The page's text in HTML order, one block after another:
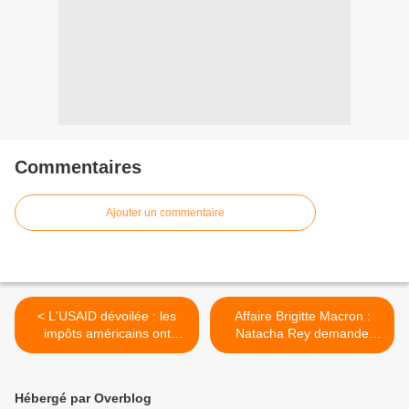
Commentaires
Ajouter un commentaire
< L'USAID dévoilée : les
impôts américains ont
secrètement financé le
laboratoire biologique
Affaire Brigitte Macron :
Natacha Rey demande
l’asile politique à Piotr
Hébergé par Overblog